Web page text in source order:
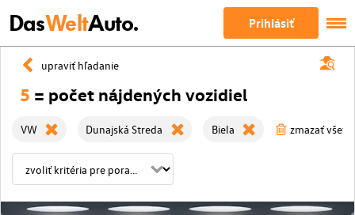
DasWeltAuto. Prihlásiť
upraviť hľadanie
5 = počet nájdených vozidiel
VW Dunajská Streda Biela zmazať